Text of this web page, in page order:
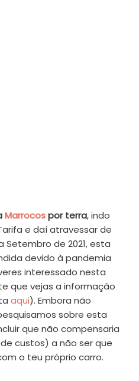
Marrocospor terra, indo
e daí atravessar de
Setembro de 2021, esta
devido à pandemia
interessado nesta
que vejas a informação
aqui). Embora não
sobre esta
que não compensaria
custos) a não ser que
o teu próprio carro.